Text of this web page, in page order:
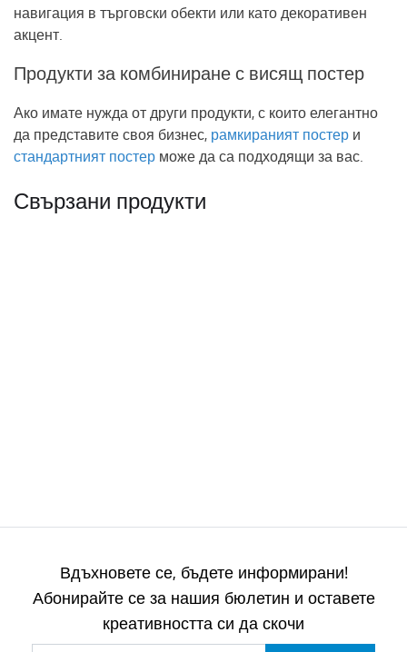
навигация в търговски обекти или като декоративен
акцент.
Продукти за комбиниране с висящ постер
Ако имате нужда от други продукти, с които елегантно
да представите своя бизнес, рамкираният постер и
стандартният постер може да са подходящи за вас.
Свързани продукти
Вдъхновете се, бъдете информирани!
Абонирайте се за нашия бюлетин и оставете
креативността си да скочи